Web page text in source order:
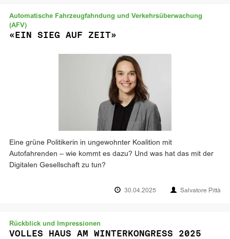
Automatische Fahrzeugfahndung und Verkehrsüberwachung
(AFV)
«EIN SIEG AUF ZEIT»
Eine grüne Politikerin in ungewohnter Koalition mit
Autofahrenden – wie kommt es dazu? Und was hat das mit der
Digitalen Gesellschaft zu tun?
30.04.2025 Salvatore Pittà
Rückblick und Impressionen
VOLLES HAUS AM WINTERKONGRESS 2025